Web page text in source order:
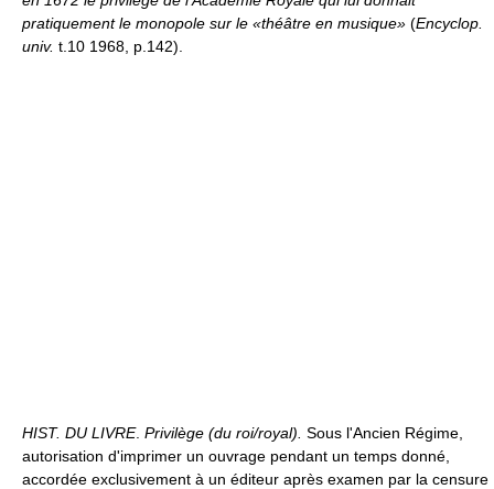
pratiquement le monopole sur le «théâtre en musique» (Encyclop.
univ. t.10 1968, p.142).
HIST. DU LIVRE. Privilège (du roi/royal). Sous l'Ancien Régime,
autorisation d'imprimer un ouvrage pendant un temps donné,
accordée exclusivement à un éditeur après examen par la censure